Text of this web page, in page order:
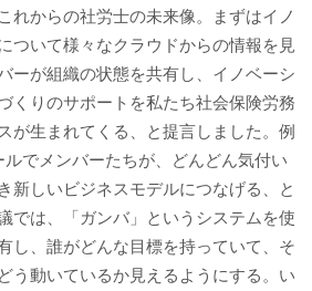
れからの社労士の未来像。まずはイノ
ついて様々なクラウドからの情報を見
ーが組織の状態を共有し、イノベーシ
くりのサポートを私たち社会保険労務
が生まれてくる、と提言しました。例
でメンバーたちが、どんどん気付い
新しいビジネスモデルにつなげる、と
では、「ガンバ」というシステムを使
し、誰がどんな目標を持っていて、そ
う動いているか見えるようにする。い